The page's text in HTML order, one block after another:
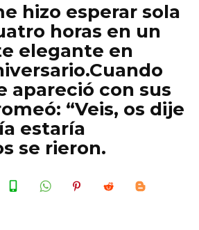
hizo esperar sola
horas en un
elegante en
apareció con sus
“Veis, os dije
estaría
se rieron.